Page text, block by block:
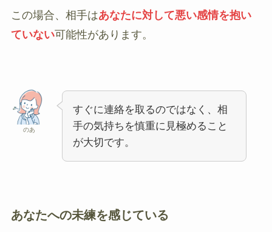
この場合、相手はあなたに対して悪い感情を抱い
ていない可能性があります。
のあ
すぐに連絡を取るのではなく、相
手の気持ちを慎重に見極めること
が大切です。
あなたへの未練を感じている